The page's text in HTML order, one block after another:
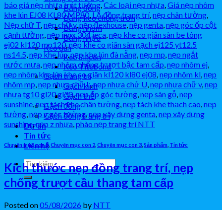
Bằng đồng
Bằng keo chống trơn
Bằng nhôm
Bằng nhựa
Keo dán
Keo Silicon
Keo Titebond
Gạch trang trí
Gạch kính
Gạch thẻ
Gạch đồng
Gạch đồng trang trí
Dự án
Tin tức
Liên hệ
báo giá nẹp nhựa trát tường,Các loại nẹp nhựa Giá nẹp nhôm
khe lún EJ08 KL80 MP80,LA đồng trang trí, nẹp chân tường
Nẹp chữ T nẹp chữ v,nẹp flexhouse,nẹp genta nẹp góc ốp cột
cạnh tường nẹp inox 304 jeca nẹp khe co giãn sàn be tông
ej02 kl120 mp120,nẹp khe co giãn sàn gạch ej125 yt12.5
ns14.5 nẹp khe lún,nẹp khe lún đà nẵng nẹp mp nẹp ngắt
nước mưa nẹp nhôm chống trượt bậc tam cấp nẹp nhôm ej
nẹp nhôm khe lún khe co giãn kl120 kl80 ej08 nẹp nhôm kl nẹp
nhôm mp nẹp nhựa chữ L,nẹp nhựa chử U nẹp nhựa chữ v, nẹp
nhựa tg10 gl20 gl30,nẹp ốp góc tường nẹp sàn gỗ nẹp
sunshine ,nẹp tách khe chân tường nẹp tách khe thạch cao nẹp
tường nẹp v góc tường,nẹp xây dựng genta nẹp xây dựng
sunshine,nẹp z nhựa phào nẹp trang trí NTT
Chuyên mục con 1,Chuyên mục con 2 Chuyên mục con 3 Sản phẩm Tin tức
Kích thước nẹp đồng trang trí, nẹp
chống trượt cầu thang tam cấp
Posted on05/08/2026 by NTT